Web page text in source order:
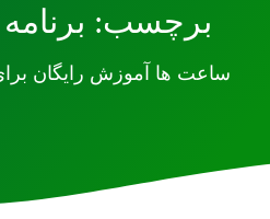
برچسب:
ساعت ها آموزش رایگان